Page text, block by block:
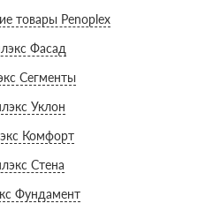
товары Penoplex
Фасад
Сегменты
Уклон
Комфорт
Стена
Фундамент